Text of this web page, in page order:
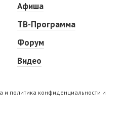
Афиша
ТВ-Программа
Форум
Видео
и политика конфиденциальности и